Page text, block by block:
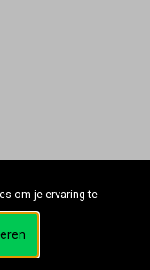
om je ervaring te